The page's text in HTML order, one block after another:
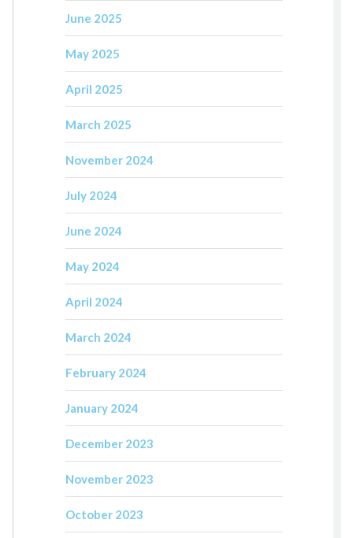
June 2025
May 2025
April 2025
March 2025
November 2024
July 2024
June 2024
May 2024
April 2024
March 2024
February 2024
January 2024
December 2023
November 2023
October 2023